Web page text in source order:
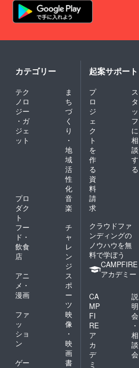
カテゴリー
テク
ノロ
ジー
・ガ
ジェ
ット
ま
ち
づ
く
り
・
地
域
活
性
化
プロ
ダク
ト
音
楽
フー
ド・
飲食
店
チ
ャ
レ
ン
ジ
アニ
メ・
漫画
ス
ポ
ー
ツ
ファ
ッ
ショ
ン
映
像
・
映
画
ゲー
書
起案サポート
プ
ロ
ジ
ェ
ク
ト
を
作
る
ス
タ
ッ
フ
に
相
談
す
る
資
料
請
求
クラウドファ
ンディングの
ノウハウを無
料で学ぼう
CAMPFIRE
アカデミー
CA
MP
FI
RE
ア
カ
デ
ミ
説
明
会
・
相
談
会